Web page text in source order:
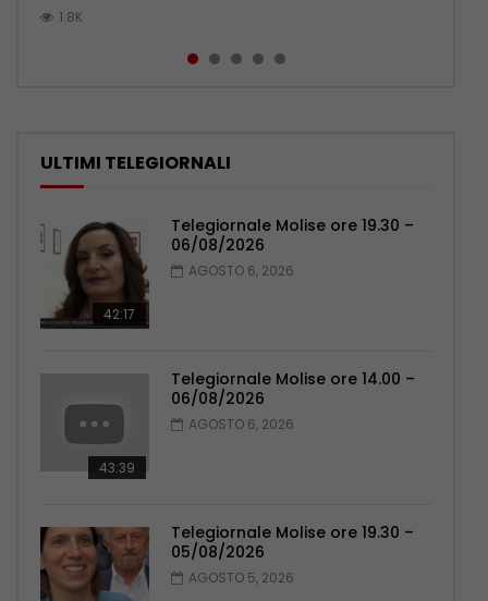
1.8K
1.1K
1.1K
1K
872
ULTIMI TELEGIORNALI
42:17
Telegiornale Molise ore 19.30 –
06/08/2026
AGOSTO 6, 2026
43:39
Telegiornale Molise ore 14.00 –
06/08/2026
AGOSTO 6, 2026
Telegiornale Molise ore 19.30 –
05/08/2026
AGOSTO 5, 2026